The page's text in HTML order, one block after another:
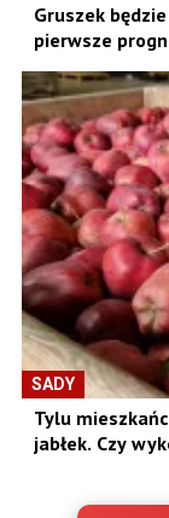
Gruszek
pierwsze
SADY
Tylu
jabłek. Czy